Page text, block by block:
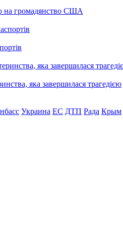
на громадянство США
яка завершилася трагедією
Украина ЕС ДТП Рада Крым